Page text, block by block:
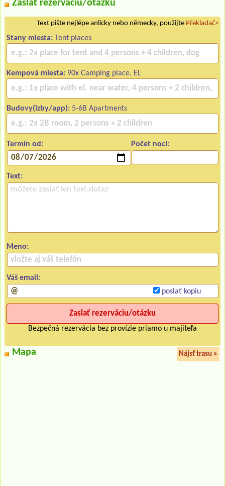
Zaslať rezerváciu/otázku
Text pište nejlépe anlicky nebo německy, použijte Překladač>
Stany miesta: Tent places
Kempová miesta: 90x Camping place, EL
Budovy(izby/app): 5-6B Apartments
Termín od: Počet nocí:
Text:
Meno:
Váš email:
poslať kopiu
Bezpečná rezervácia bez provízie priamo u majiteľa
Mapa Nájsť trasu »